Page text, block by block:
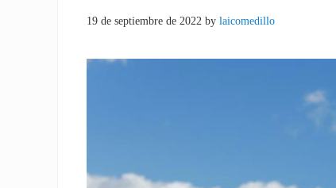
19 de septiembre de 2022 bylaicomedillo